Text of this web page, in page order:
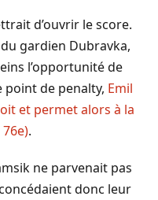
d’ouvrir le score.
gardien Dubravka,
l’opportunité de
point de penalty, Emil
et permet alors à la
.
ne parvenait pas
donc leur